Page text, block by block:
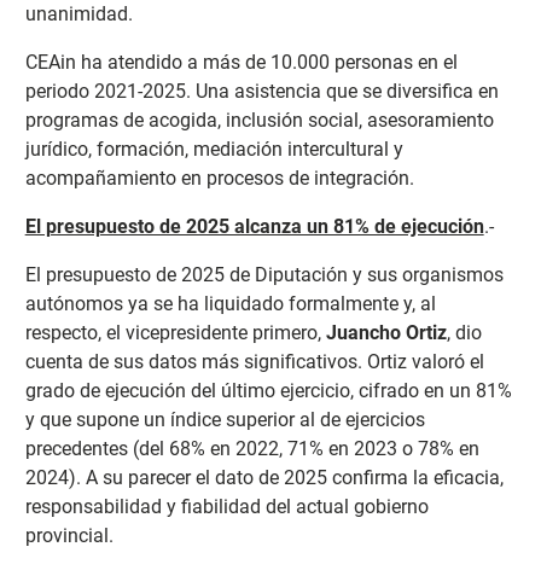
unanimidad.
CEAin ha atendido a más de 10.000 personas en el
periodo 2021-2025. Una asistencia que se diversifica en
programas de acogida, inclusión social, asesoramiento
jurídico, formación, mediación intercultural y
acompañamiento en procesos de integración.
El presupuesto de 2025 alcanza un 81% de ejecución.-
El presupuesto de 2025 de Diputación y sus organismos
autónomos ya se ha liquidado formalmente y, al
respecto, el vicepresidente primero, Juancho Ortiz, dio
cuenta de sus datos más significativos. Ortiz valoró el
grado de ejecución del último ejercicio, cifrado en un 81%
y que supone un índice superior al de ejercicios
precedentes (del 68% en 2022, 71% en 2023 o 78% en
2024). A su parecer el dato de 2025 confirma la eficacia,
responsabilidad y fiabilidad del actual gobierno
provincial.